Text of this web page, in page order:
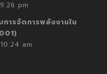
pm
การจัดการพลังงานใน
am